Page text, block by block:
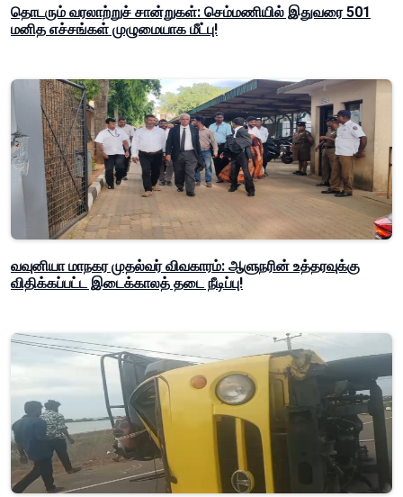
தொடரும் வரலாற்றுச் சான்றுகள்: செம்மணியில் இதுவரை 501
மனித எச்சங்கள் முழுமையாக மீட்பு!
வவுனியா மாநகர முதல்வர் விவகாரம்: ஆளுநரின் உத்தரவுக்கு
விதிக்கப்பட்ட இடைக்காலத் தடை நீடிப்பு!